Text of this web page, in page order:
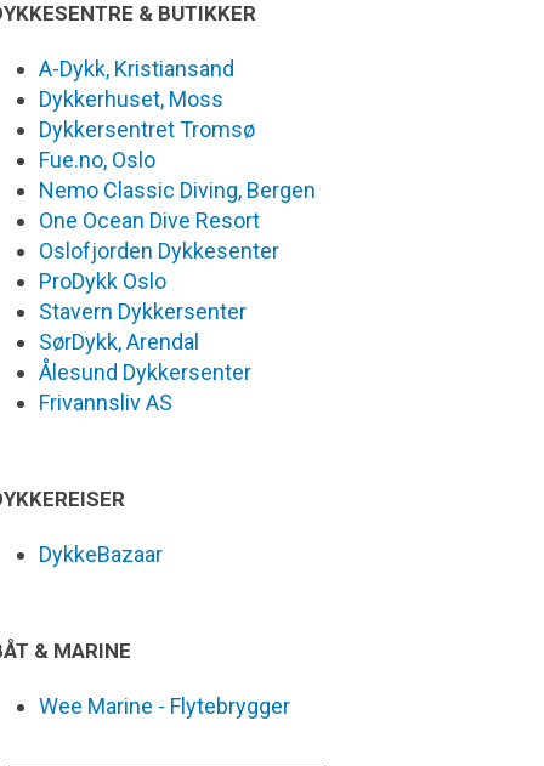
& BUTIKKER
A-Dykk, Kristiansand
Dykkerhuset, Moss
Dykkersentret Tromsø
Fue.no, Oslo
Nemo Classic Diving, Bergen
One Ocean Dive Resort
Oslofjorden Dykkesenter
ProDykk Oslo
Stavern Dykkersenter
SørDykk, Arendal
Ålesund Dykkersenter
Frivannsliv AS
DykkeBazaar
& MARINE
Wee Marine - Flytebrygger